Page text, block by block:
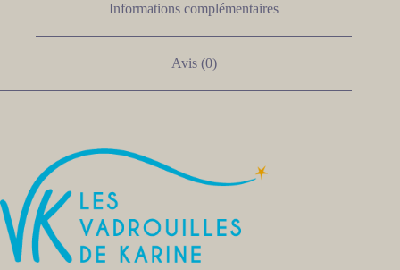
Informations complémentaires
Avis (0)